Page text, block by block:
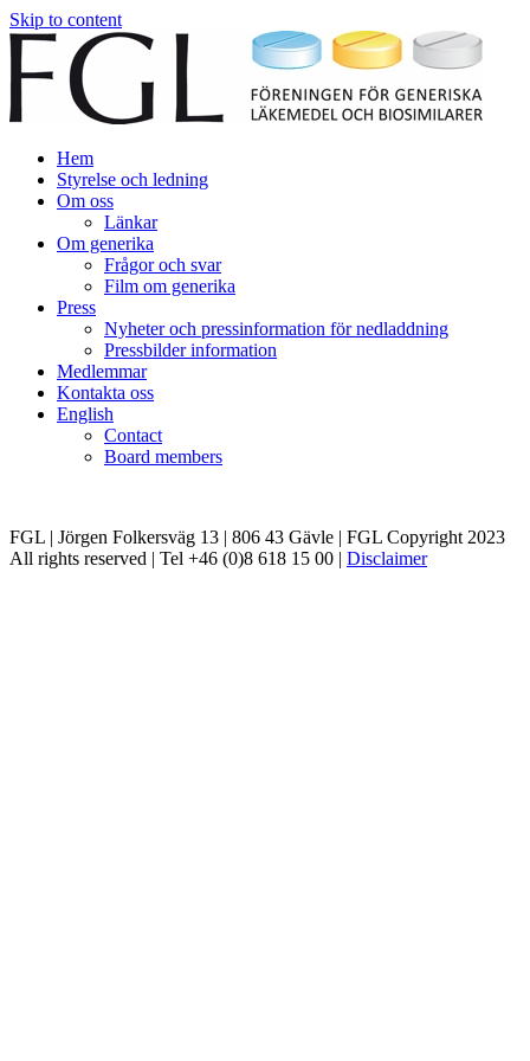
Skip to content
Hem
Styrelse och ledning
Om oss
Länkar
Om generika
Frågor och svar
Film om generika
Press
Nyheter och pressinformation för nedladdning
Pressbilder information
Medlemmar
Kontakta oss
English
Contact
Board members
FGL | Jörgen Folkersväg 13 | 806 43 Gävle | FGL Copyright 2023
All rights reserved | Tel +46 (0)8 618 15 00 | Disclaimer